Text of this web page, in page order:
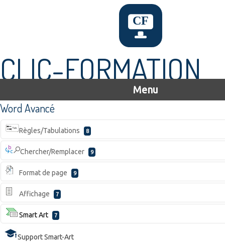
CLIC-FORMATION
Menu
Word Avancé
Règles/Tabulations 8
Chercher/Remplacer 9
Format de page 9
Affichage 7
Smart Art 7
Support Smart-Art